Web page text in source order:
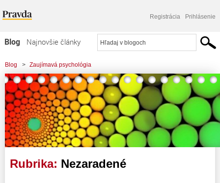
Registrácia Prihlásenie
Blog
Najnovšie články
Najčítanejšie články
Najkomentovanejšie články
Zoznam blogov
Komerčné blogy
Blog > Zaujímavá psychológia
Rubrika: Nezaradené